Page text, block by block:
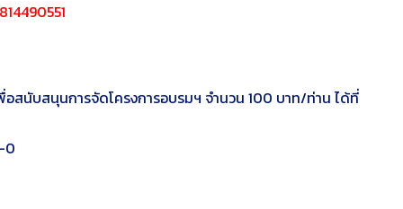
สนับสนุนการจัดโครงการอบรมฯ จำนวน 100 บาท/ท่าน ได้ที่
0